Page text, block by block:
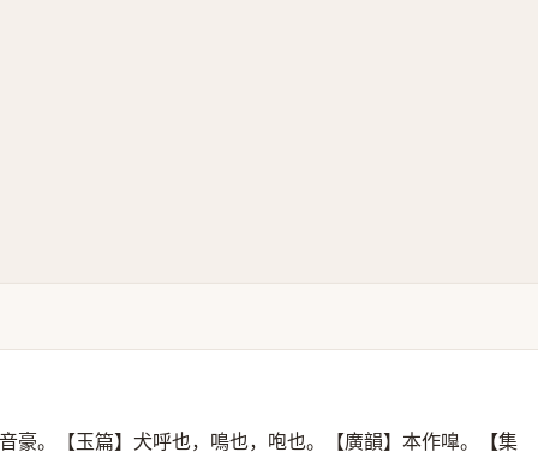
豪。【玉篇】犬呼也，鳴也，咆也。【廣韻】本作嘷。【集